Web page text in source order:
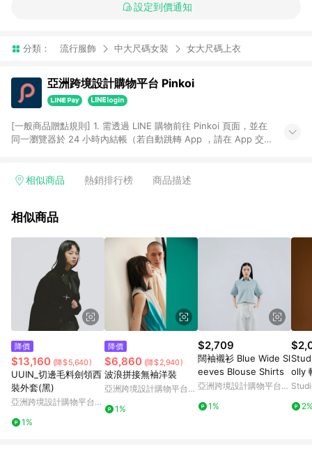
設定到價通知
分類： 流行服飾 中大尺碼女裝 女大尺碼上衣
亞洲跨境設計購物平台 Pinkoi
[一般商品贈點規則] 1. 需透過 LINE 購物前往 Pinkoi 頁面，並在
同一瀏覽器於 24 小時內結帳（若自動跳轉 App ，請在 App 交
回饋訂單不得享有 Pinkoi 站方優惠，例如首購優惠，P coins，
行為，不具贈點資格，部分退款不在此限。 6. APP 請更新至
貨後 45 天後發送。 8. 群眾募資商品，禮物卡，開館保證金，補
運費，攤位費等不具贈點資格。 9. LINE 購物站上之商品規格、
顏色、價位、贈品如與 Pinkoi 商品資訊頁及購物車不符，以
Pinkoi 購物商品資訊頁及購物車標示為準。 10. 點數紅包使用規
則請以點數紅包活動說明為準。 11. 若於 LINE 購物前往 Pinkoi
頁面後才首次下載 Pinkoi APP 並完成訂單，不符合導購資格；承
上，首次下載 Pinkoi APP 後，需透過 LINE 購物前往 Pinkoi 頁
相似商品 熱銷排行榜 商品描述
相似商品
降價
$13,160 (降$5,640)
UUIN_切邊毛料劍領西
裝外套(黑)
亞洲跨境設計購物平台
1%
降價
$6,860 (降$2,940)
波浪拼接無袖洋裝
亞洲跨境設計購物平台
1%
$2,709
闊袖襯衫 Blue Wide Sl
eeves Blouse Shirts
亞洲跨境設計購物平台
1%
olly